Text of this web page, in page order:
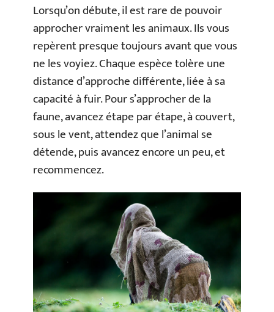
Lorsqu’on débute, il est rare de pouvoir
approcher vraiment les animaux. Ils vous
repèrent presque toujours avant que vous
ne les voyiez. Chaque espèce tolère une
distance d’approche différente, liée à sa
capacité à fuir. Pour s’approcher de la
faune, avancez étape par étape, à couvert,
sous le vent, attendez que l’animal se
détende, puis avancez encore un peu, et
recommencez.